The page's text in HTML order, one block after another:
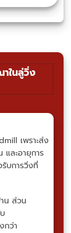
ในลู่วิ่ง
เพราะส่ง
ละอายุการ
บการวิ่งที่
น ส่วน
กว่า